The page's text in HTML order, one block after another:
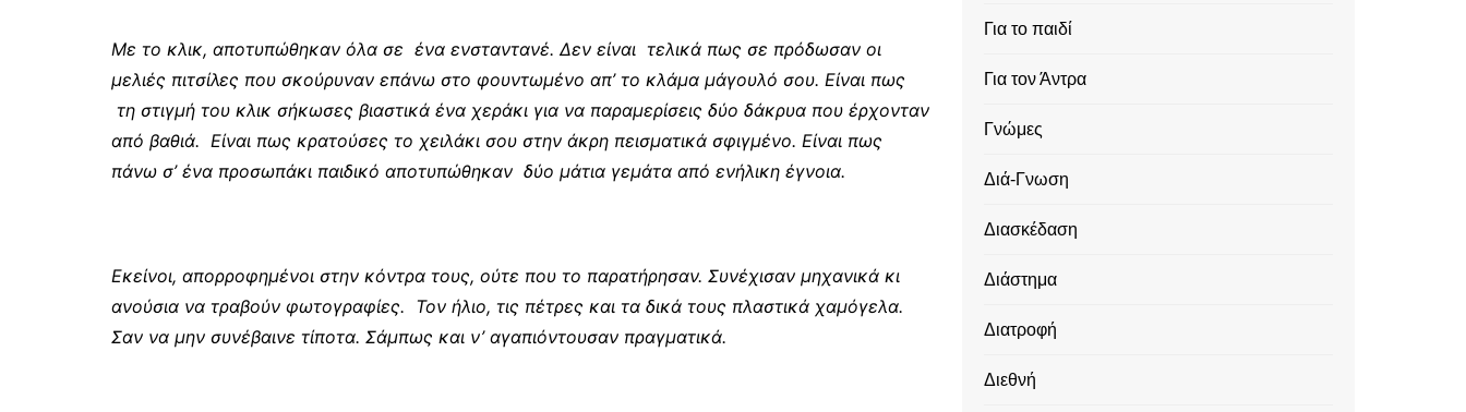
Με το κλικ, αποτυπώθηκαν όλα σε ένα ενσταντανέ. Δεν είναι τελικά πως σε πρόδωσαν οι
μελιές πιτσίλες που σκούρυναν επάνω στο φουντωμένο απ’ το κλάμα μάγουλό σου. Είναι πως
τη στιγμή του κλικ σήκωσες βιαστικά ένα χεράκι για να παραμερίσεις δύο δάκρυα που έρχονταν
από βαθιά. Είναι πως κρατούσες το χειλάκι σου στην άκρη πεισματικά σφιγμένο. Είναι πως
πάνω σ’ ένα προσωπάκι παιδικό αποτυπώθηκαν δύο μάτια γεμάτα από ενήλικη έγνοια.
Εκείνοι, απορροφημένοι στην κόντρα τους, ούτε που το παρατήρησαν. Συνέχισαν μηχανικά κι
ανούσια να τραβούν φωτογραφίες. Τον ήλιο, τις πέτρες και τα δικά τους πλαστικά χαμόγελα.
Σαν να μην συνέβαινε τίποτα. Σάμπως και ν’ αγαπιόντουσαν πραγματικά.
Για το παιδί
Για τον Άντρα
Γνώμες
Διά-Γνωση
Διασκέδαση
Διάστημα
Διατροφή
Διεθνή